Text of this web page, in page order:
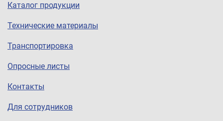
Каталог продукции
Технические материалы
Транспортировка
Опросные листы
Контакты
Для сотрудников